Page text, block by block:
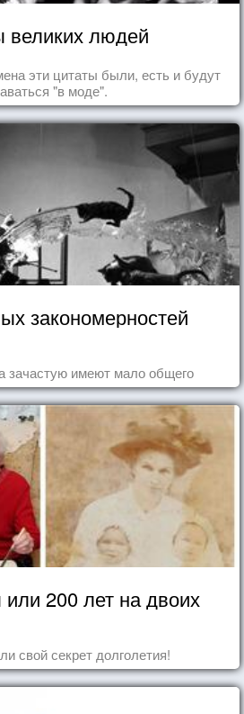
великих людей
эти цитаты были, есть и будут
"в моде".
закономерностей
зачастую имеют мало общего
200 лет на двоих
свой секрет долголетия!